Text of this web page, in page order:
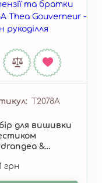
T2078A
для вишивки
&
T2078A
грн